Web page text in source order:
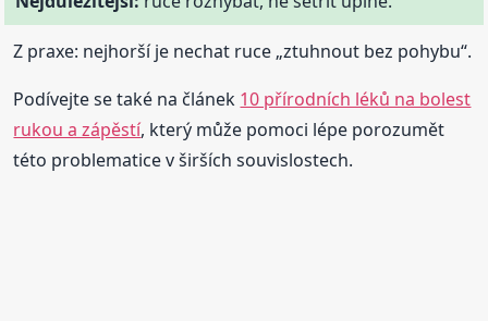
Z praxe: nejhorší je nechat ruce „ztuhnout bez pohybu“.
Podívejte se také na článek 10 přírodních léků na bolest
rukou a zápěstí, který může pomoci lépe porozumět
této problematice v širších souvislostech.